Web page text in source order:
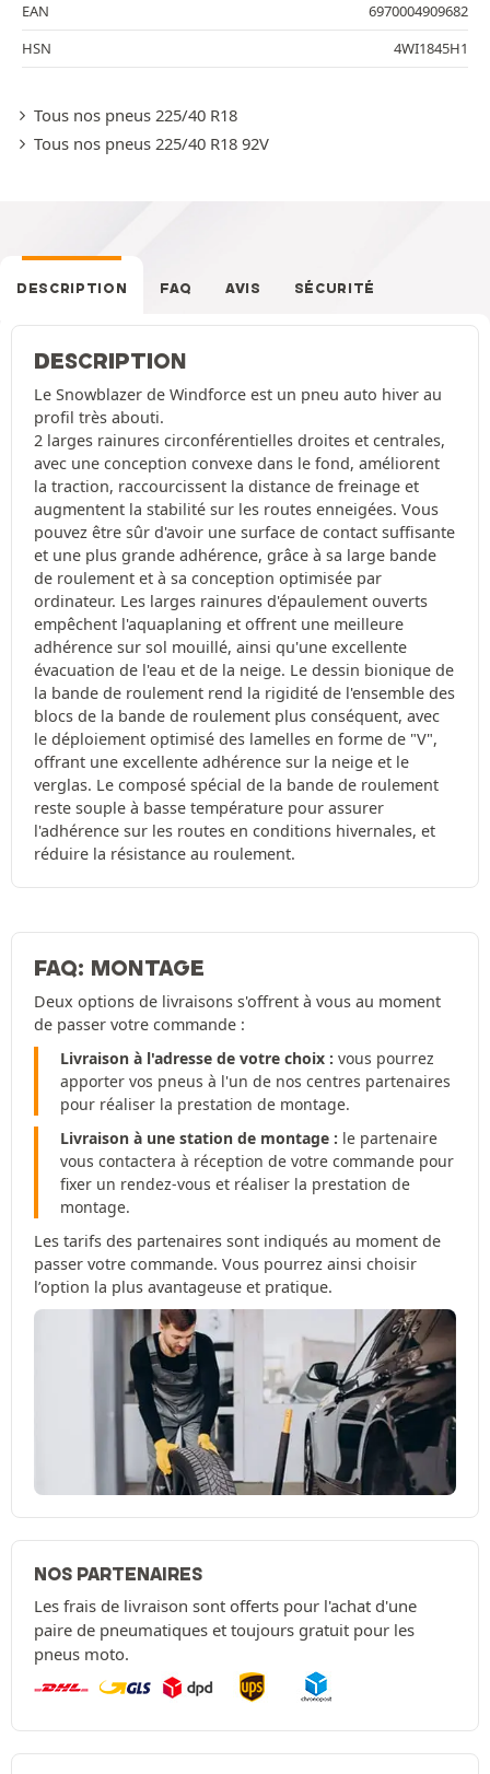
EAN
6970004909682
HSN
4WI1845H1
Tous nos pneus 225/40 R18
Tous nos pneus 225/40 R18 92V
DESCRIPTION FAQ AVIS SÉCURITÉ
DESCRIPTION
Le Snowblazer de Windforce est un pneu auto hiver au
profil très abouti.
2 larges rainures circonférentielles droites et centrales,
avec une conception convexe dans le fond, améliorent
la traction, raccourcissent la distance de freinage et
augmentent la stabilité sur les routes enneigées. Vous
pouvez être sûr d'avoir une surface de contact suffisante
et une plus grande adhérence, grâce à sa large bande
de roulement et à sa conception optimisée par
ordinateur. Les larges rainures d'épaulement ouverts
empêchent l'aquaplaning et offrent une meilleure
adhérence sur sol mouillé, ainsi qu'une excellente
évacuation de l'eau et de la neige. Le dessin bionique de
la bande de roulement rend la rigidité de l'ensemble des
blocs de la bande de roulement plus conséquent, avec
le déploiement optimisé des lamelles en forme de "V",
offrant une excellente adhérence sur la neige et le
verglas. Le composé spécial de la bande de roulement
reste souple à basse température pour assurer
l'adhérence sur les routes en conditions hivernales, et
réduire la résistance au roulement.
FAQ: MONTAGE
Deux options de livraisons s'offrent à vous au moment
de passer votre commande :
Livraison à l'adresse de votre choix : vous pourrez
apporter vos pneus à l'un de nos centres partenaires
pour réaliser la prestation de montage.
Livraison à une station de montage : le partenaire
vous contactera à réception de votre commande pour
fixer un rendez-vous et réaliser la prestation de
montage.
Les tarifs des partenaires sont indiqués au moment de
passer votre commande. Vous pourrez ainsi choisir
l’option la plus avantageuse et pratique.
NOS PARTENAIRES
Les frais de livraison sont offerts pour l'achat d'une
paire de pneumatiques et toujours gratuit pour les
pneus moto.